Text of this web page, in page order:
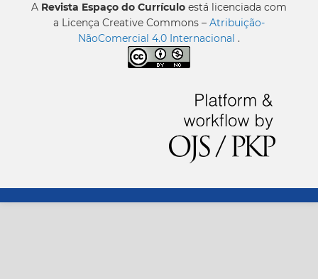
A Revista Espaço do Currículo está licenciada com
a Licença Creative Commons – Atribuição-
NãoComercial 4.0 Internacional .